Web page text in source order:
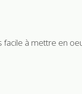
à mettre en